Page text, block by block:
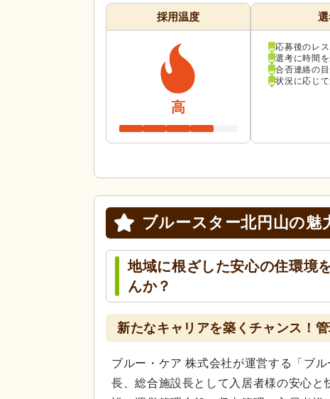
採用温度
高
応募後のレ
選考に時間
合否連絡の
状況に応じ
ブルースター北円山の魅
地域に根ざした安心の住環境
んか？
新たなキャリアを築くチャンス！
ブルー・ケア 株式会社が運営する「ブ
長、総合施設長として入居者様の安心